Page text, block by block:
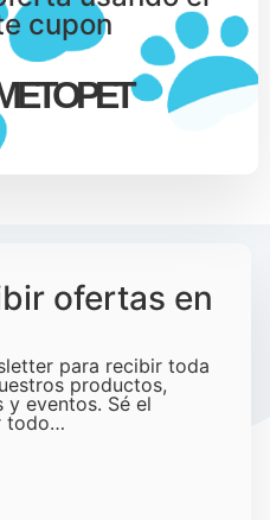
cupon
ofertas en
para recibir toda
productos,
y eventos. Sé el
todo…